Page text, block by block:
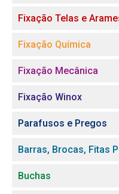
Fixação Telas e
Fixação Química
Fixação Mecânica
Fixação Winox
Parafusos e Pregos
Barras, Brocas, Fitas
Buchas